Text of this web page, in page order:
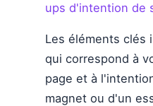
ups d'intention de
Les éléments clés
qui correspond à
page et à
magnet ou d'un